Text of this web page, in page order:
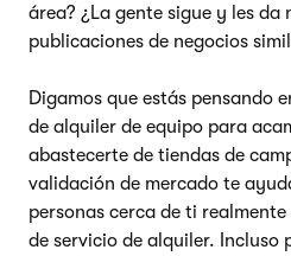
área? ¿La gente sigue y les da
publicaciones de negocios
Digamos que estás pensando
de alquiler de equipo para
abastecerte de tiendas de
validación de mercado te
personas cerca de ti
de servicio de alquiler. Incluso